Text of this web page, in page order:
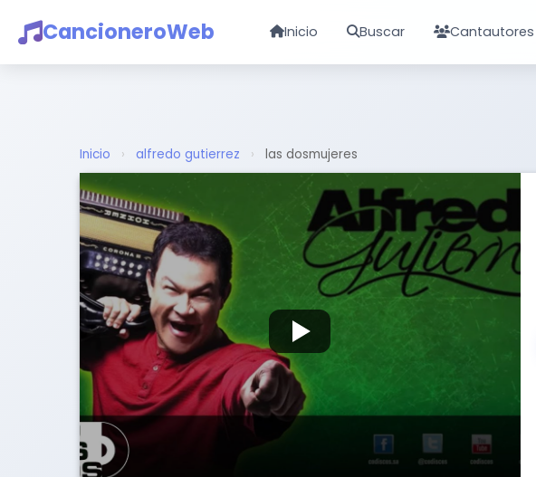
CancioneroWeb Inicio Buscar Cantautores
Inicio › alfredo gutierrez › las dosmujeres